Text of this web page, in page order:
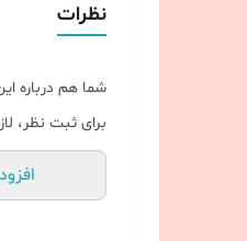
نظرات
شما هم درباره
برای ثبت نظر،